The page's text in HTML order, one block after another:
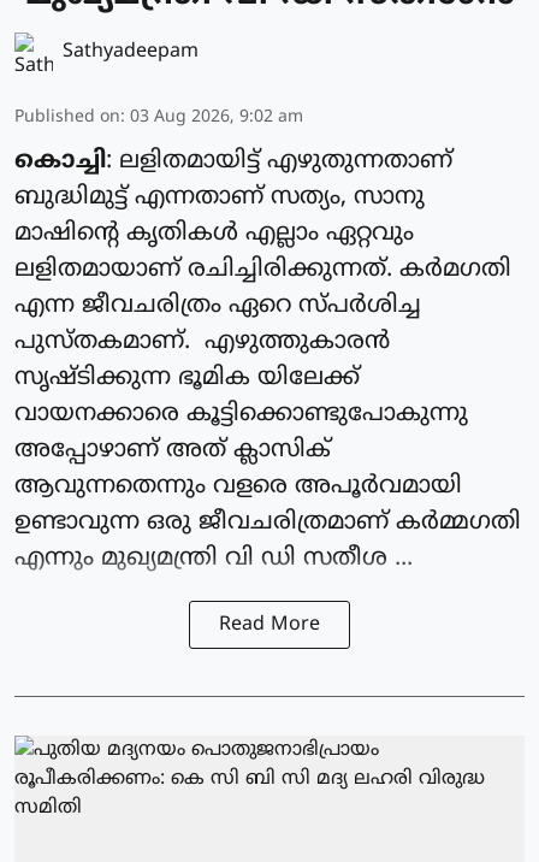
Sathyadeepam
Published on: 03 Aug 2026, 9:02 am
കൊച്ചി: ലളിതമായിട്ട് എഴുതുന്നതാണ്
ബുദ്ധിമുട്ട് എന്നതാണ് സത്യം, സാനു
മാഷിന്റെ കൃതികൾ എല്ലാം ഏറ്റവും
ലളിതമായാണ് രചിച്ചിരിക്കുന്നത്. കർമഗതി
എന്ന ജീവചരിത്രം ഏറെ സ്പർശിച്ച
പുസ്തകമാണ്. എഴുത്തുകാരൻ
സൃഷ്ടിക്കുന്ന ഭൂമിക യിലേക്ക്
വായനക്കാരെ കൂട്ടിക്കൊണ്ടുപോകുന്നു
അപ്പോഴാണ് അത് ക്ലാസിക്
ആവുന്നതെന്നും വളരെ അപൂർവമായി
ഉണ്ടാവുന്ന ഒരു ജീവചരിത്രമാണ് കർമ്മഗതി
എന്നും മുഖ്യമന്ത്രി വി ഡി സതീശ ...
Read More